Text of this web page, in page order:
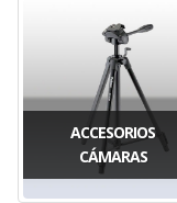
ACCESORIOS
CÁMARAS